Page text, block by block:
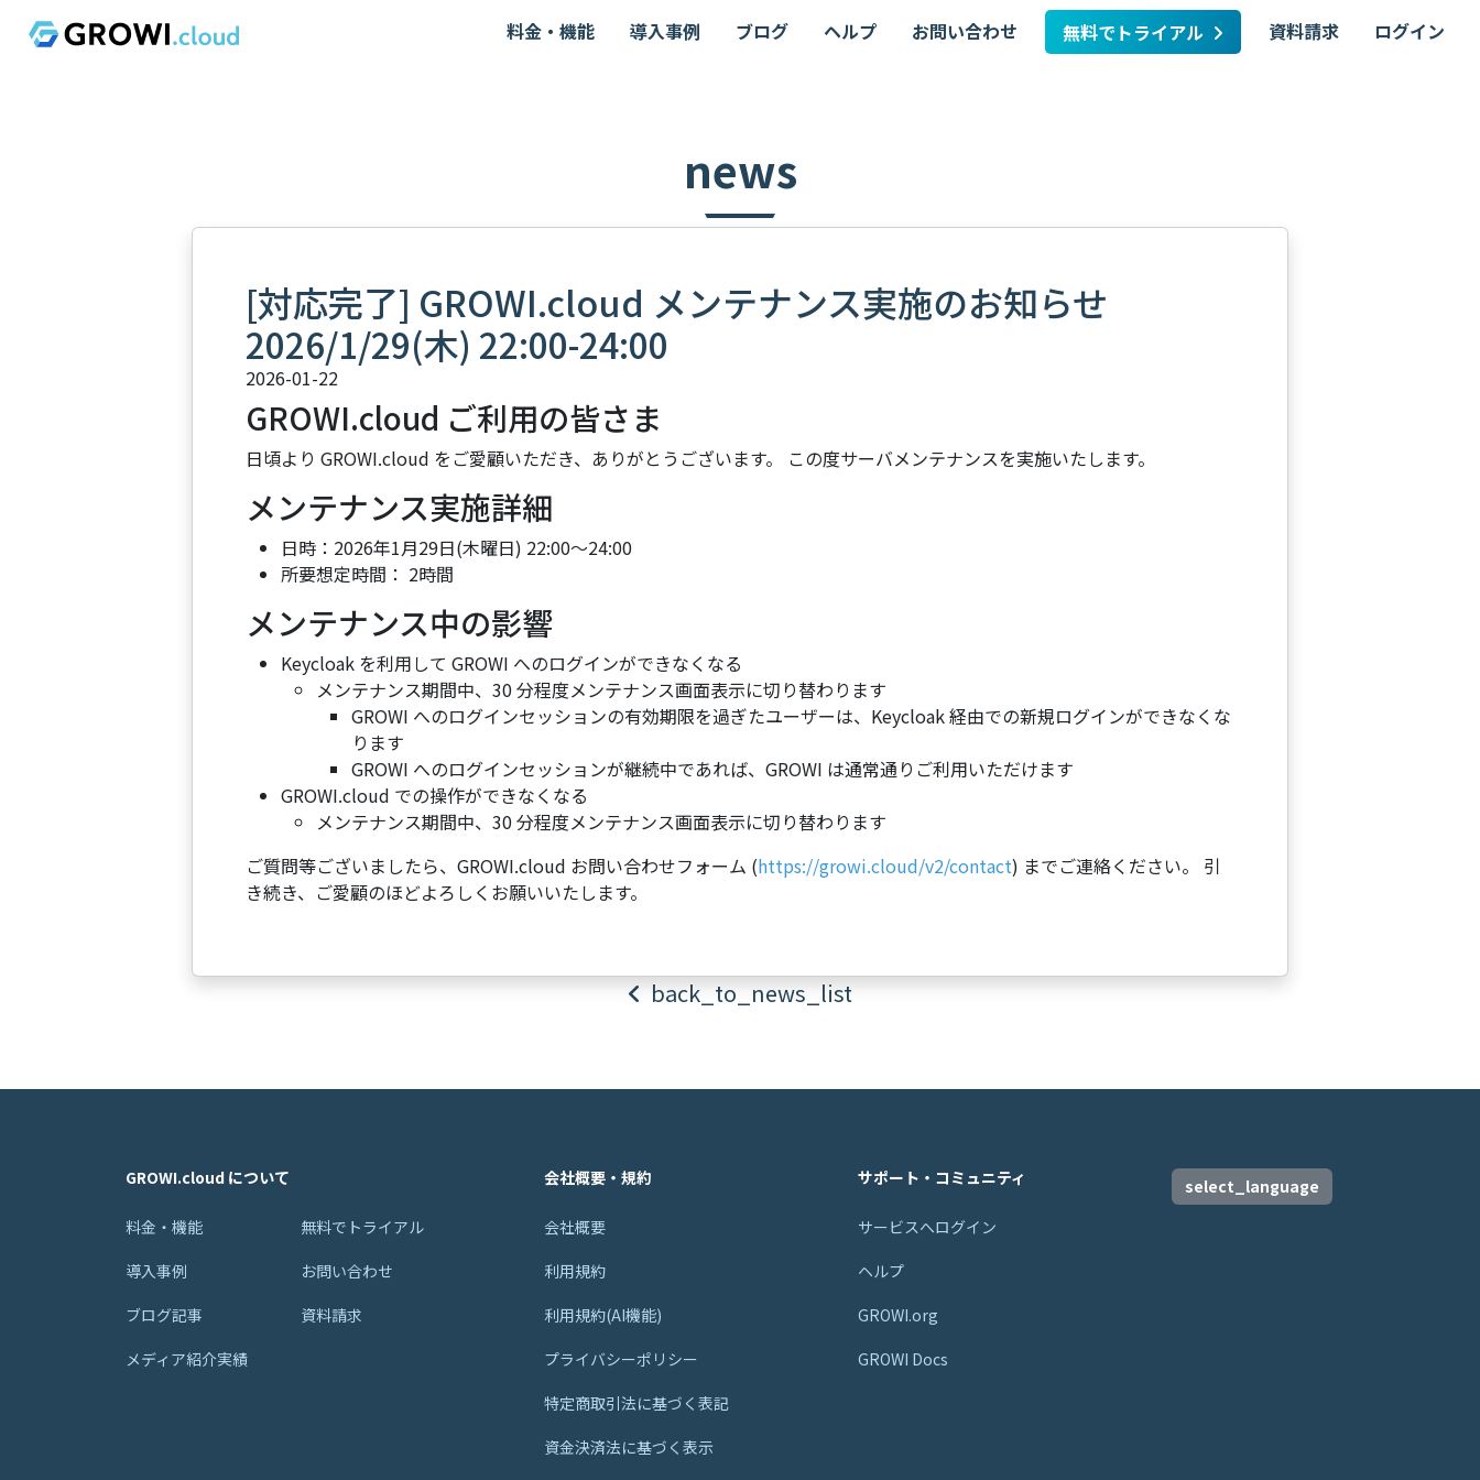
料金・機能 導入事例 ブログ ヘルプ お問い合わせ 無料でトライアル 資料請求 ログイン
news
[対応完了] GROWI.cloud メンテナンス実施のお知らせ
2026/1/29(木) 22:00-24:00
2026-01-22
GROWI.cloud ご利用の皆さま
日頃より GROWI.cloud をご愛顧いただき、ありがとうございます。 この度サーバメンテナンスを実施いたします。
メンテナンス実施詳細
日時：2026年1月29日(木曜日) 22:00～24:00
所要想定時間： 2時間
メンテナンス中の影響
Keycloak を利用して GROWI へのログインができなくなる
メンテナンス期間中、30 分程度メンテナンス画面表示に切り替わります
GROWI へのログインセッションの有効期限を過ぎたユーザーは、Keycloak 経由での新規ログインができなくな
ります
GROWI へのログインセッションが継続中であれば、GROWI は通常通りご利用いただけます
GROWI.cloud での操作ができなくなる
メンテナンス期間中、30 分程度メンテナンス画面表示に切り替わります
ご質問等ございましたら、GROWI.cloud お問い合わせフォーム (https://growi.cloud/v2/contact) までご連絡ください。 引
き続き、ご愛顧のほどよろしくお願いいたします。
back_to_news_list
GROWI.cloud について
料金・機能
導入事例
ブログ記事
メディア紹介実績
無料でトライアル
お問い合わせ
資料請求
会社概要・規約
会社概要
利用規約
利用規約(AI機能)
プライバシーポリシー
特定商取引法に基づく表記
資金決済法に基づく表示
サポート・コミュニティ
サービスへログイン
ヘルプ
GROWI.org
GROWI Docs
select_language